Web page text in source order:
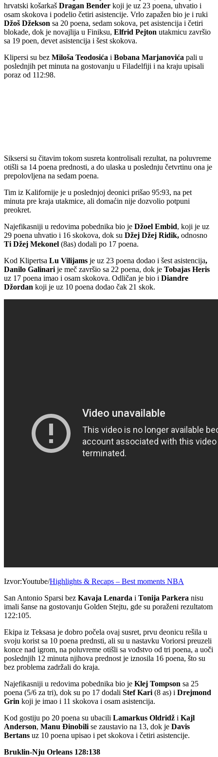
hrvatski košarkaš Dragan Bender koji je uz 23 poena, uhvatio i
osam skokova i podelio četiri asistencije. Vrlo zapažen bio je i ruki
Džoš Džekson sa 20 poena, sedam sokova, pet asistencija i četiri
blokade, dok je novajlija u Finiksu, Elfrid Pejton utakmicu završio
sa 19 poen, devet asistencija i šest skokova.
Klipersi su bez Miloša Teodosića i Bobana Marjanovića pali u
poslednjih pet minuta na gostovanju u Filadelfiji i na kraju upisali
poraz od 112:98.
Siksersi su čitavim tokom susreta kontrolisali rezultat, na poluvreme
otišli sa 14 poena prednosti, a do ulaska u poslednju četvrtinu ona je
prepolovljena na sedam poena.
Tim iz Kalifornije je u poslednjoj deonici prišao 95:93, na pet
minuta pre kraja utakmice, ali domaćin nije dozvolio potpuni
preokret.
Najefikasniji u redovima pobednika bio je Džoel Embid, koji je uz
29 poena uhvatio i 16 skokova, dok su Džej Džej Ridik, odnosno
Ti Džej Mekonel (8as) dodali po 17 poena.
Kod Klipertsa Lu Vilijams je uz 23 poena dodao i šest asistencija,
Danilo Galinarije meč završio sa 22 poena, dok je Tobajas Heris
uz 17 poena imao i osam skokova. Odličan je bio i Diandre
Džordan koji je uz 10 poena dodao čak 21 skok.
Izvor:Youtube/Highlights & Recaps – Best moments NBA
San Antonio Sparsi bez Kavaja Lenarda i Tonija Parkera nisu
imali šanse na gostovanju Golden Stejtu, gde su poraženi rezultatom
122:105.
Ekipa iz Teksasa je dobro počela ovaj susret, prvu deonicu rešila u
svoju korist sa 10 poena prednsti, ali su u nastavku Voriorsi preuzeli
konce nad igrom, na poluvreme otišli sa vođstvo od tri poena, a uoči
poslednjih 12 minuta njihova prednost je iznosila 16 poena, što su
bez problema zadržali do kraja.
Najefikasniji u redovima pobednika bio je Klej Tompson sa 25
poena (5/6 za tri), dok su po 17 dodali Stef Kari(8 as) i Drejmond
Grin koji je imao i 11 skokova i osam asistencija.
Kod gostiju po 20 poena su ubacili Lamarkus Oldridž i Kajl
Anderson, Manu Đinobilise zaustavio na 13, dok je Davis
Bertans uz 10 poena upisao i pet skokova i četiri asistencije.
Bruklin-Nju Orleans 128:138